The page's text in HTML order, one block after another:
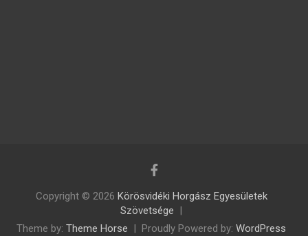
Copyright © 2026 Körösvidéki Horgász Egyesületek
Szövetsége
Theme by: Theme Horse Proudly Powered by: WordPress